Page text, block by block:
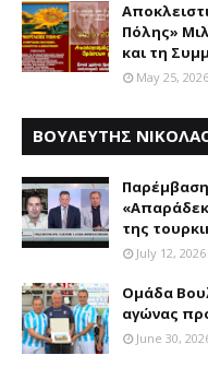
Πόλης»
και τη
May 25, 2026
ΒΟΥΛΕΥΤΗΣ
της
July 12, 2026
Ομάδα
αγώνας
June 30,